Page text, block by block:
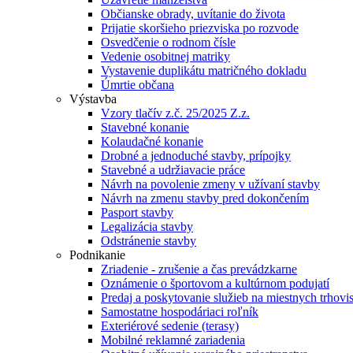
Občianske obrady, uvítanie do života
Prijatie skoršieho priezviska po rozvode
Osvedčenie o rodnom čísle
Vedenie osobitnej matriky
Vystavenie duplikátu matričného dokladu
Úmrtie občana
Výstavba
Vzory tlačív z.č. 25/2025 Z.z.
Stavebné konanie
Kolaudačné konanie
Drobné a jednoduché stavby, prípojky
Stavebné a udržiavacie práce
Návrh na povolenie zmeny v užívaní stavby
Návrh na zmenu stavby pred dokončením
Pasport stavby
Legalizácia stavby
Odstránenie stavby
Podnikanie
Zriadenie - zrušenie a čas prevádzkarne
Oznámenie o športovom a kultúrnom podujatí
Predaj a poskytovanie služieb na miestnych
Samostatne hospodáriaci roľník
Exteriérové sedenie (terasy)
Mobilné reklamné zariadenia